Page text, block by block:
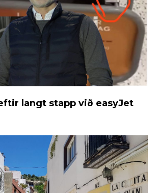
langt stapp við easyJet